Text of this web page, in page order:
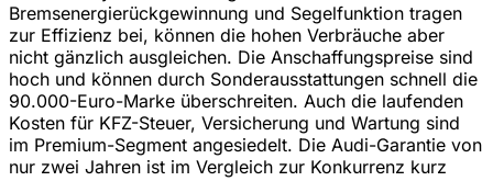
Bremsenergierückgewinnung und Segelfunktion tragen
zur Effizienz bei, können die hohen Verbräuche aber
nicht gänzlich ausgleichen. Die Anschaffungspreise sind
hoch und können durch Sonderausstattungen schnell die
90.000-Euro-Marke überschreiten. Auch die laufenden
Kosten für KFZ-Steuer, Versicherung und Wartung sind
im Premium-Segment angesiedelt. Die Audi-Garantie von
nur zwei Jahren ist im Vergleich zur Konkurrenz kurz